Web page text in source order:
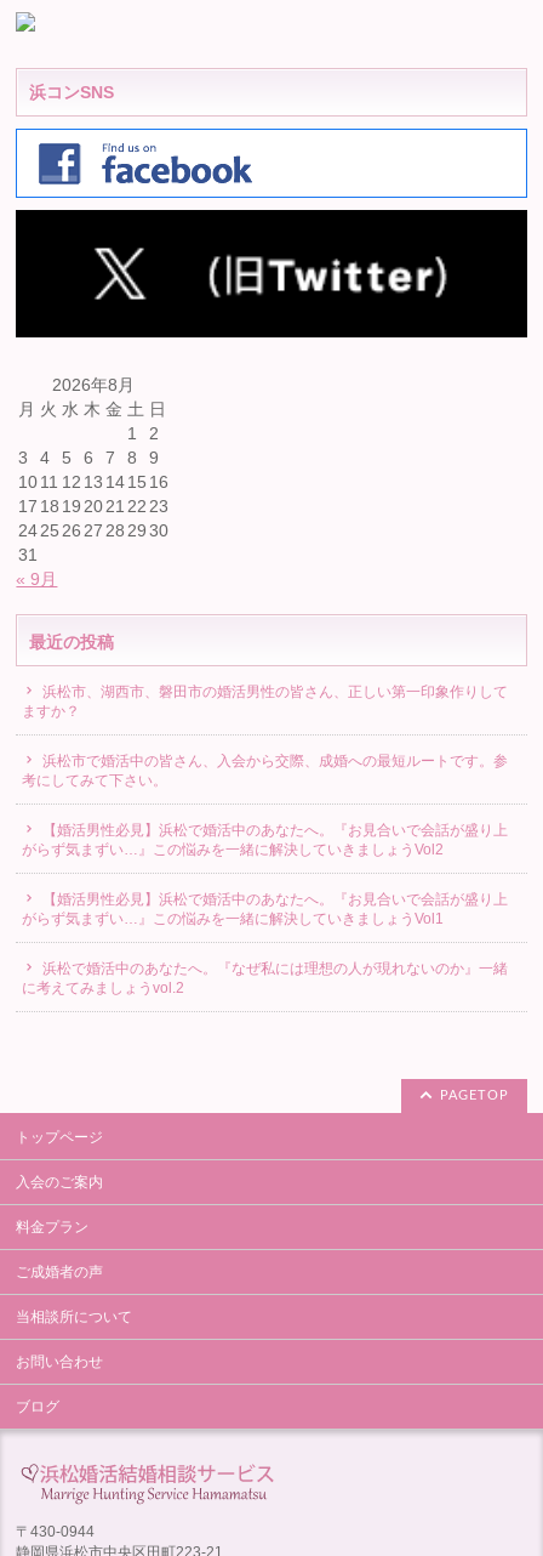
浜コンSNS
2026年8月
月 火 水 木 金 土 日
1
2
3
4 5 6 7 8
9
1011 12 13 1415 16
17 18 19 2021 22 23
2425 26 27 28 29 30
31
« 9月
最近の投稿
浜松市、湖西市、磐田市の婚活男性の皆さん、正しい第一印象作りして
ますか？
浜松市で婚活中の皆さん、入会から交際、成婚への最短ルートです。参
考にしてみて下さい。
【婚活男性必見】浜松で婚活中のあなたへ。『お見合いで会話が盛り上
がらず気まずい…』この悩みを一緒に解決していきましょうVol2
【婚活男性必見】浜松で婚活中のあなたへ。『お見合いで会話が盛り上
がらず気まずい…』この悩みを一緒に解決していきましょうVol1
浜松で婚活中のあなたへ。『なぜ私には理想の人が現れないのか』一緒
に考えてみましょうvol.2
PAGETOP
トップページ
入会のご案内
料金プラン
ご成婚者の声
当相談所について
お問い合わせ
ブログ
〒430-0944
静岡県浜松市中央区田町223-21